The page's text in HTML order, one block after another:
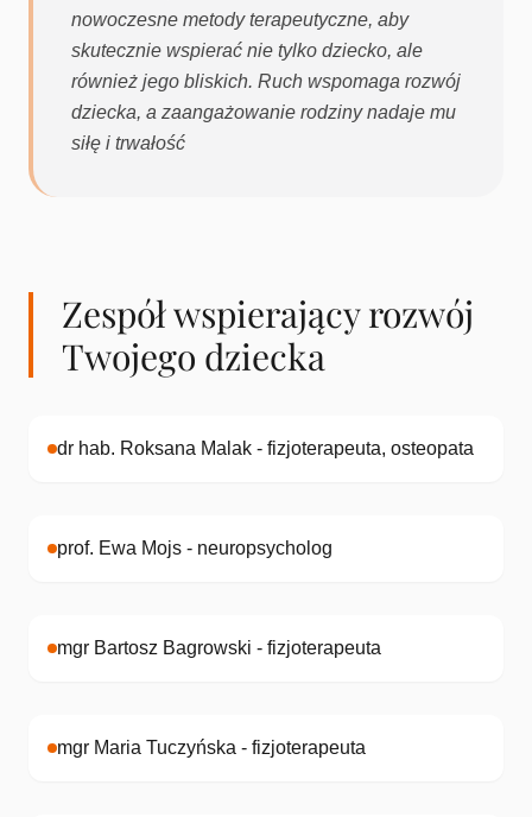
nowoczesne metody terapeutyczne, aby
skutecznie wspierać nie tylko dziecko, ale
również jego bliskich. Ruch wspomaga rozwój
dziecka, a zaangażowanie rodziny nadaje mu
siłę i trwałość
Zespół wspierający rozwój
Twojego dziecka
dr hab. Roksana Malak - fizjoterapeuta, osteopata
prof. Ewa Mojs - neuropsycholog
mgr Bartosz Bagrowski - fizjoterapeuta
mgr Maria Tuczyńska - fizjoterapeuta